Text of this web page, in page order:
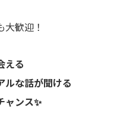
歓迎！
える
ルな話が聞ける
ャンス✨